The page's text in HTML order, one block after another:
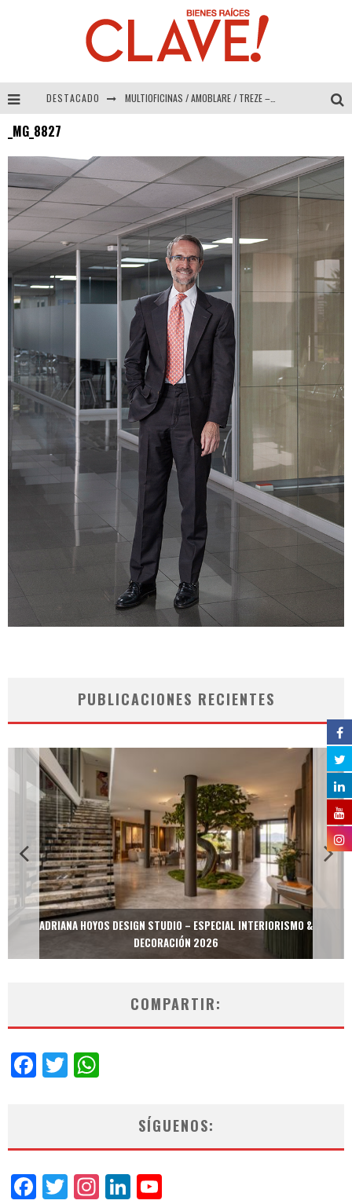
DESTACADO MULTIOFICINAS / AMOBLARE / TREZE – Especial Interiorismo & Decoración 2026
COLINEAL – Especial Interiorismo & Decoración 2026
ADRIANA HOYOS DESIGN STUDIO – Especial Interiorismo & Decoración 2026
_MG_8827
PUBLICACIONES RECIENTES
ADRIANA HOYOS DESIGN STUDIO – ESPECIAL INTERIORISMO &
DECORACIÓN 2026
COMPARTIR:
Facebook
Twitter
SÍGUENOS:
Facebook
Twitter
Instagram
LinkedIn